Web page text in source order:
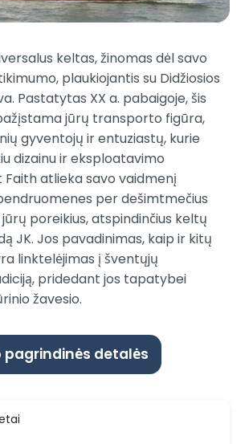
keltas, žinomas dėl savo
plaukiojantis su Didžiosios
Pastatytas XX a. pabaigoje, šis
jūrų transporto figūra,
gyventojų ir entuziastų, kurie
dizainu ir eksploatavimo
Faith atlieka savo vaidmenį
per dešimtmečius
poreikius, atspindinčius keltų
JK. Jos pavadinimas, kaip ir kitų
linktelėjimas į šventųjų
pridedant jos tapatybei
žavesio.
pagrindinės detalės